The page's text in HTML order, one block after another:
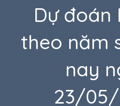
Dự đoán
theo năm
nay
23/